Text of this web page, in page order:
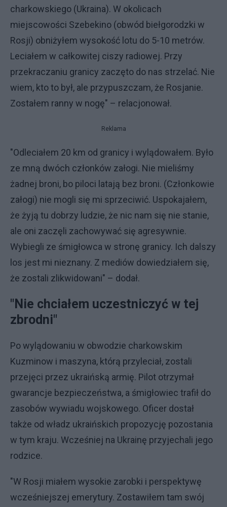
charkowskiego (Ukraina). W okolicach
miejscowości Szebekino (obwód biełgorodzki w
Rosji) obniżyłem wysokość lotu do 5-10 metrów.
Leciałem w całkowitej ciszy radiowej. Przy
przekraczaniu granicy zaczęto do nas strzelać. Nie
wiem, kto to był, ale przypuszczam, że Rosjanie.
Zostałem ranny w nogę" – relacjonował.
Reklama
"Odleciałem 20 km od granicy i wylądowałem. Było
ze mną dwóch członków załogi. Nie mieliśmy
żadnej broni, bo piloci latają bez broni. (Członkowie
załogi) nie mogli się mi sprzeciwić. Uspokajałem,
że żyją tu dobrzy ludzie, że nic nam się nie stanie,
ale oni zaczęli zachowywać się agresywnie.
Wybiegli ze śmigłowca w stronę granicy. Ich dalszy
los jest mi nieznany. Z mediów dowiedziałem się,
że zostali zlikwidowani" – dodał.
"Nie chciałem uczestniczyć w tej
zbrodni"
Po wylądowaniu w obwodzie charkowskim
Kuzminow i maszyna, którą przyleciał, zostali
przejęci przez ukraińską armię. Pilot otrzymał
gwarancje bezpieczeństwa, a śmigłowiec trafił do
zasobów wywiadu wojskowego. Oficer dostał
także od władz ukraińskich propozycję pozostania
w tym kraju. Wcześniej na Ukrainę przyjechali jego
rodzice.
"W Rosji miałem wysokie zarobki i perspektywę
wcześniejszej emerytury. Zostawiłem tam swój